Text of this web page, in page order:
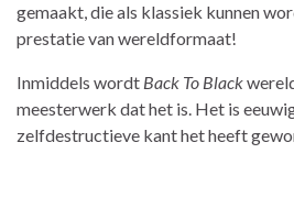
gemaakt, die als klassiek kunnen
prestatie van wereldformaat!
Inmiddels wordt Back To Black
meesterwerk dat het is. Het is
zelfdestructieve kant het heeft